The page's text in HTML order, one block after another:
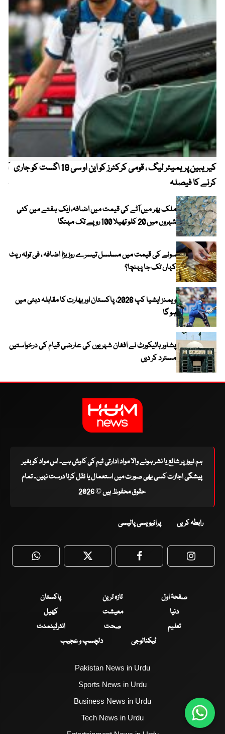
کیریبین پریمیئر لیگ ، قومی کرکٹرز کو این او سی 19 اگست کو جاری
کرنے کا فیصلہ
ملک بھر میں آٹے کی قیمت میں اضافہ، ایک ہفتے میں کئی
شہروں میں 20 کلو تھیلا 100 روپے تک مہنگا
سونے کی قیمت میں مسلسل تیسرے روز بڑا اضافہ ، فی تولہ ریٹ
کہاں تک جا پہنچا؟
ویمنز ایشیا کپ 2026، پاکستان اور بھارت کا مقابلہ دبئی میں
ہو گا
پشاور ہائیکورٹ نے افغان شہریوں کی عارضی قیام کی درخواستیں
مسترد کر دیں
ہم نیوز پر شائع یا نشر ہونے والا مواد ادارتی ٹیم کی کاوش ہے۔ اس مواد کو بغیر
پیشگی اجازت کسی بھی صورت میں استعمال یا نقل کرنا درست نہیں۔ تمام
حقوق محفوظ ہیں © 2026
رابطہ کریں پرائیویسی پالیسی
WhatsApp Twitter Facebook
صفحۂ اول تازہ ترین
پاکستان
دنیا
معیشت
کھیل
تعلیم
صحت
انٹرٹینمنٹ
ٹیکنالوجی
دلچسپ و عجیب
Pakistan News in Urdu
Sports News in Urdu
Business News in Urdu
Tech News in Urdu